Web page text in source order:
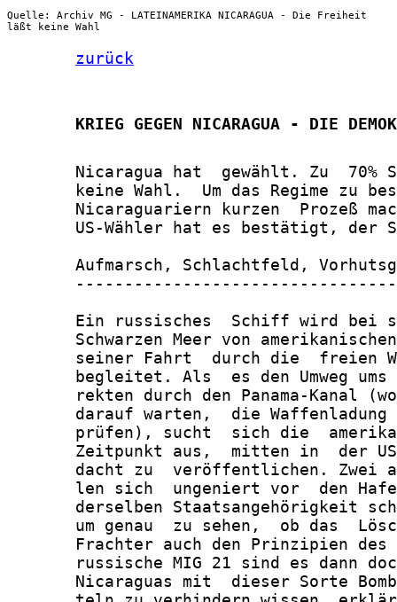
Quelle: Archiv MG - LATEINAMERIKA NICARAGUA - Die Freiheit
läßt keine Wahl
zurück
KRIEG GEGEN NICARAGUA - DIE